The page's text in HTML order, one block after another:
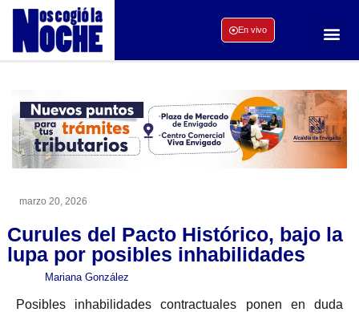
En vivo
marzo 20, 2026
Curules del Pacto Histórico, bajo la
lupa por posibles inhabilidades
Mariana González
Posibles inhabilidades contractuales ponen en duda